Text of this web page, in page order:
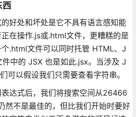
西
好处和坏处是它不具有语言感知能
在操作.js或.html文件，更糟糕的是
.html文件可以同时托管 HTML、J
中的 JSX 也是如此.jsx。当涉及 J
可以假设我们只需要查看字符串。
达式后，我们将搜索空间从26466
然不是最佳的，但比我们开始时要好